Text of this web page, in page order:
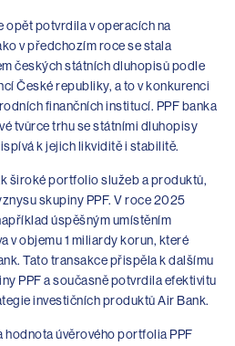
opět potvrdila v operacích na
v předchozím roce se stala
českých státních dluhopisů podle
České republiky, a to v konkurenci
finančních institucí. PPF banka
tvůrce trhu se státními dluhopisy
k jejich likviditě i stabilitě.
široké portfolio služeb a produktů,
skupiny PPF. V roce 2025
úspěšným umístěním
v objemu 1 miliardy korun, které
Tato transakce přispěla k dalšímu
PPF a současně potvrdila efektivitu
investičních produktů Air Bank.
hodnota úvěrového portfolia PPF